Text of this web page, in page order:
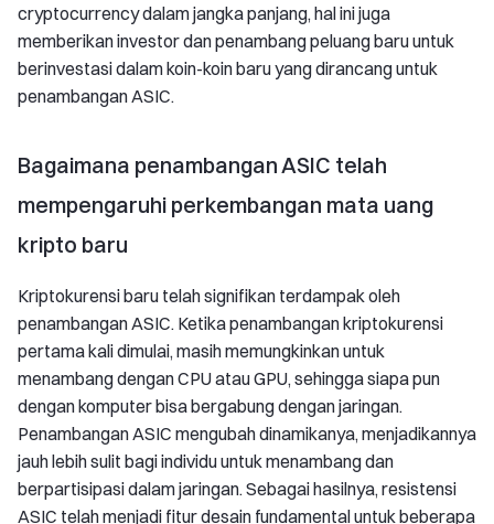
cryptocurrency dalam jangka panjang, hal ini juga
memberikan investor dan penambang peluang baru untuk
berinvestasi dalam koin-koin baru yang dirancang untuk
penambangan ASIC.
Bagaimana penambangan ASIC telah
mempengaruhi perkembangan mata uang
kripto baru
Kriptokurensi baru telah signifikan terdampak oleh
penambangan ASIC. Ketika penambangan kriptokurensi
pertama kali dimulai, masih memungkinkan untuk
menambang dengan CPU atau GPU, sehingga siapa pun
dengan komputer bisa bergabung dengan jaringan.
Penambangan ASIC mengubah dinamikanya, menjadikannya
jauh lebih sulit bagi individu untuk menambang dan
berpartisipasi dalam jaringan. Sebagai hasilnya, resistensi
ASIC telah menjadi fitur desain fundamental untuk beberapa